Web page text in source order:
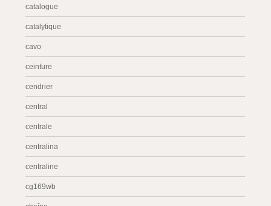
catalogue
catalytique
cavo
ceinture
cendrier
central
centrale
centralina
centraline
cg169wb